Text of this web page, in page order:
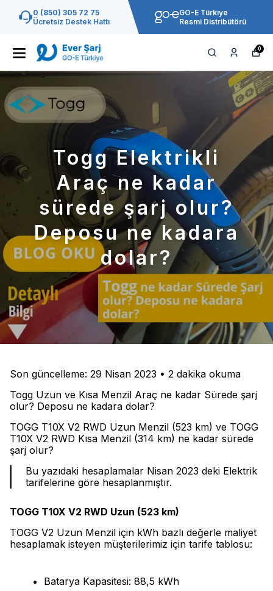
0 (850) 305 72 75
Ücretsiz Destek Hattı
GO-E Türkiye
Resmi Distribütörü
0
Togg Elektrikli
Araç ne kadar
sürede şarj olur?
Deposu ne kadara
dolar?
Son güncelleme: 29 Nisan 2023 • 2 dakika okuma
Togg Uzun ve Kısa Menzil Araç ne kadar Sürede şarj
olur? Deposu ne kadara dolar?
TOGG T10X V2 RWD Uzun Menzil (523 km) ve TOGG
T10X V2 RWD Kısa Menzil (314 km) ne kadar sürede
şarj olur?
Bu yazıdaki hesaplamalar Nisan 2023 deki Elektrik
tarifelerine göre hesaplanmıştır.
TOGG T10X V2 RWD Uzun (523 km)
TOGG V2 Uzun Menzil için kWh bazlı değerle maliyet
hesaplamak isteyen müşterilerimiz için tarife tablosu:
Batarya Kapasitesi: 88,5 kWh